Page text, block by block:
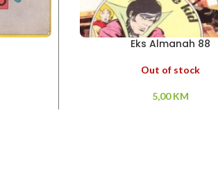
Eks Almanah 88
Out of stock
5,00KM